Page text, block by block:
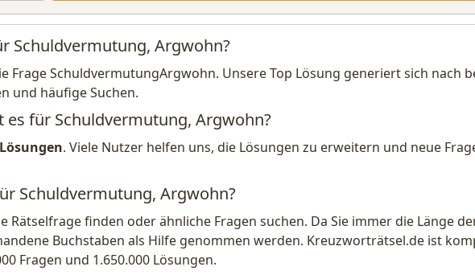
Schuldvermutung, Argwohn?
Frage SchuldvermutungArgwohn. Unsere Top Lösung generiert sich nach
und häufige Suchen.
es für Schuldvermutung, Argwohn?
. Viele Nutzer helfen uns, die Lösungen zu erweitern und neue
Schuldvermutung, Argwohn?
Rätselfrage finden oder ähnliche Fragen suchen. Da Sie immer die Länge
Buchstaben als Hilfe genommen werden. Kreuzworträtsel.de ist
Fragen und 1.650.000 Lösungen.